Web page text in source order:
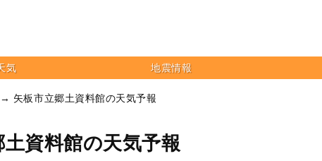
気 地震情報
→ 矢板市立郷土資料館の天気予報
資料館の天気予報